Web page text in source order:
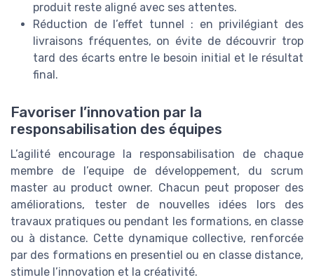
produit reste aligné avec ses attentes.
Réduction de l’effet tunnel : en privilégiant des
livraisons fréquentes, on évite de découvrir trop
tard des écarts entre le besoin initial et le résultat
final.
Favoriser l’innovation par la
responsabilisation des équipes
L’agilité encourage la responsabilisation de chaque
membre de l’equipe de développement, du scrum
master au product owner. Chacun peut proposer des
améliorations, tester de nouvelles idées lors des
travaux pratiques ou pendant les formations, en classe
ou à distance. Cette dynamique collective, renforcée
par des formations en presentiel ou en classe distance,
stimule l’innovation et la créativité.